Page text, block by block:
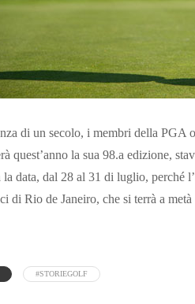
di un secolo, i membri della PGA
quest’anno la sua 98.a edizione,
la data, dal 28 al 31 di luglio, perché
di Rio de Janeiro, che si terrà a
#STORIEGOLF